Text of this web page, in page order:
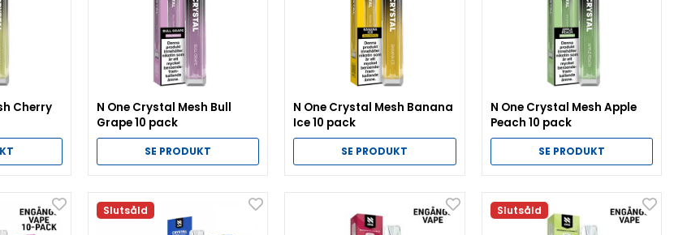
Cherry
N One Crystal Mesh Bull
Grape 10 pack
SE PRODUKT
N One Crystal Mesh Banana
Ice 10 pack
SE PRODUKT
N One Crystal Mesh Apple
Peach 10 pack
SE PRODUKT
Slutsåld Slutsåld